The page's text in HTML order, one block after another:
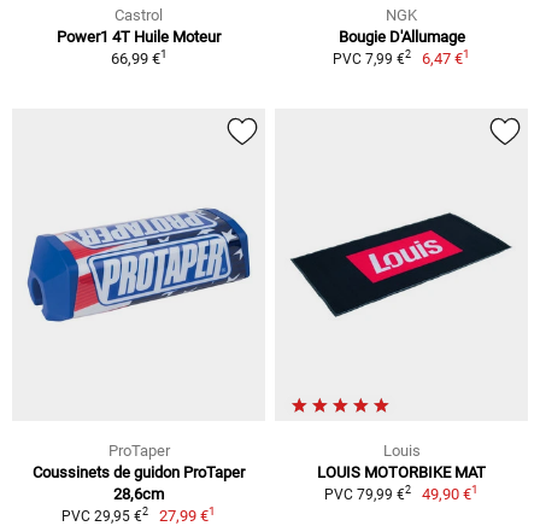
Castrol
Power1 4T Huile Moteur
66,99 €1
NGK
Bougie D'Allumage
PVC 7,99 €2 6,47 €1
ProTaper
Coussinets de guidon ProTaper
28,6cm
PVC 29,95 €2 27,99 €1
Louis
LOUIS MOTORBIKE MAT
PVC 79,99 €2 49,90 €1